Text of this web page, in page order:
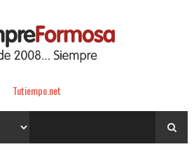
Tutiempo.net